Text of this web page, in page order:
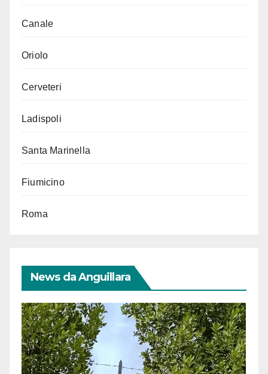
Canale
Oriolo
Cerveteri
Ladispoli
Santa Marinella
Fiumicino
Roma
News da Anguillara